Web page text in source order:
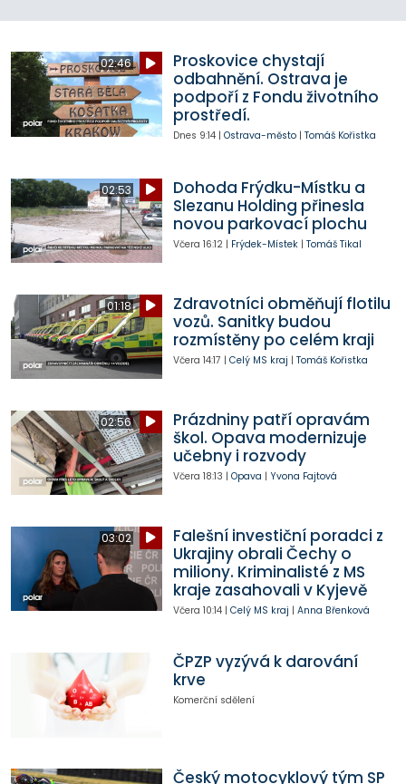
02:46
Proskovice chystají
odbahnění. Ostrava je
podpoří z Fondu životního
prostředí.
Dnes 9:14| Ostrava-město| Tomáš Kořistka
02:53
Dohoda Frýdku-Místku a
Slezanu Holding přinesla
novou parkovací plochu
Včera 16:12| Frýdek-Místek| Tomáš Tikal
01:18
Zdravotníci obměňují flotilu
vozů. Sanitky budou
rozmístěny po celém kraji
Včera 14:17 | Celý MS kraj | Tomáš Kořistka
02:56
Prázdniny patří opravám
škol. Opava modernizuje
učebny i rozvody
Včera 18:13 | Opava | Yvona Fajtová
03:02
Falešní investiční poradci z
Ukrajiny obrali Čechy o
miliony. Kriminalisté z MS
kraje zasahovali v Kyjevě
Včera 10:14| Celý MS kraj | Anna Břenková
ČPZP vyzývá k darování
krve
Komerční sdělení
Český motocyklový tým SP